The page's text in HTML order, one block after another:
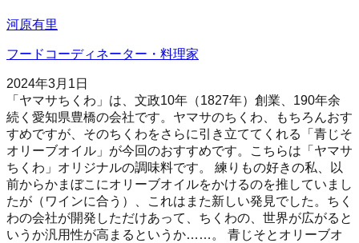
河原有里
フードコーディネーター・料理家
2024年3月1日
「ヤマサちくわ」は、文政10年（1827年）創業、190年余
続く愛知県豊橋の会社です。ヤマサのちくわ、もちろんおす
すめですが、そのちくわをさらに引き立ててくれる「青じそ
オリーブオイル」が今回のおすすめです。こちらは「ヤマサ
ちくわ」オリジナルの調味料です。 練りもの好きの私、以
前からかまぼこにオリーブオイルをかけるのを推していまし
たが（ワインに合う）、これはまた新しい発見でした。ちく
わの会社が開発しただけあって、ちくわの、世界が広がると
いうか汎用性が高まるというか……。 青じそとオリーブオ